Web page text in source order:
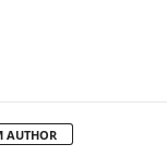
AUTHOR